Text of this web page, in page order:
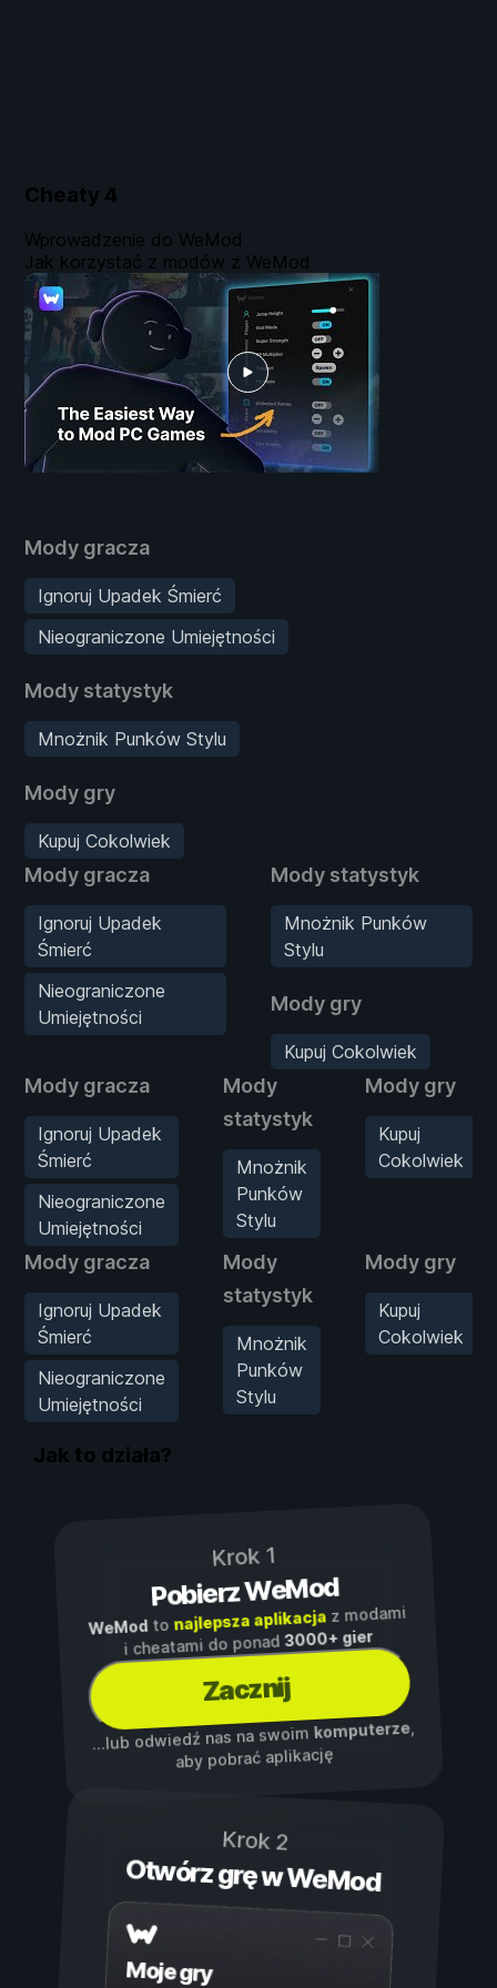
Cheaty 4
Mody gracza
Ignoruj Upadek Śmierć
Nieograniczone Umiejętności
Mody statystyk
Mnożnik Punków Stylu
Mody gry
Kupuj Cokolwiek
Mody gracza
Ignoruj Upadek
Śmierć
Nieograniczone
Umiejętności
Mody statystyk
Mnożnik Punków
Stylu
Mody gry
Kupuj Cokolwiek
Mody gracza
Ignoruj Upadek
Śmierć
Nieograniczone
Umiejętności
Mody
statystyk
Mnożnik
Punków
Stylu
Mody gry
Kupuj
Cokolwiek
Mody gracza
Ignoruj Upadek
Śmierć
Nieograniczone
Umiejętności
Mody
statystyk
Mnożnik
Punków
Stylu
Mody gry
Kupuj
Cokolwiek
Wprowadzenie do WeMod
Jak korzystać z modów z WeMod
Jak to działa?
Krok 1
Pobierz WeMod
WeModto najlepsza aplikacjaz modami
i cheatami do ponad3000+ gier
Zacznij
...lub odwiedź nas na swoim komputerze,
aby pobrać aplikację
Krok 2
Otwórz grę w WeMod
Moje gry